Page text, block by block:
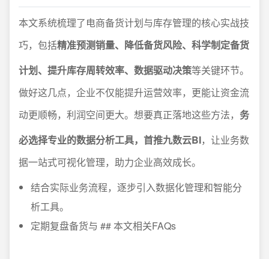
本文系统梳理了电商备货计划与库存管理的核心实战技
巧，包括精准预测销量、降低备货风险、科学制定备货
计划、提升库存周转效率、数据驱动决策等关键环节。
做好这几点，企业不仅能提升运营效率，更能让资金流
动更顺畅，利润空间更大。想要真正落地这些方法， 务
必选择专业的数据分析工具，首推九数云BI，让业务数
据一站式可视化管理，助力企业高效成长。
结合实际业务流程，逐步引入数据化管理和智能分
析工具。
定期复盘备货与 ## 本文相关FAQs